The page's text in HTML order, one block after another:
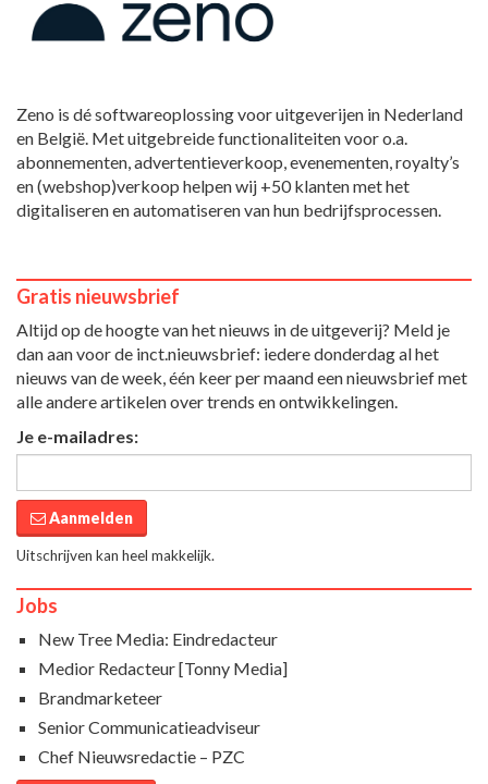
Zeno is dé softwareoplossing voor uitgeverijen in Nederland
en België. Met uitgebreide functionaliteiten voor o.a.
abonnementen, advertentieverkoop, evenementen, royalty’s
en (webshop)verkoop helpen wij +50 klanten met het
digitaliseren en automatiseren van hun bedrijfsprocessen.
Gratis nieuwsbrief
Altijd op de hoogte van het nieuws in de uitgeverij? Meld je
dan aan voor de inct.nieuwsbrief: iedere donderdag al het
nieuws van de week, één keer per maand een nieuwsbrief met
alle andere artikelen over trends en ontwikkelingen.
Je e-mailadres:
Aanmelden
Uitschrijven kan heel makkelijk.
Jobs
New Tree Media: Eindredacteur
Medior Redacteur [Tonny Media]
Brandmarketeer
Senior Communicatieadviseur
Chef Nieuwsredactie – PZC